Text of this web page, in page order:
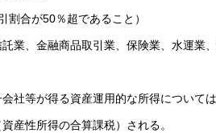
合が50％超であること）
業、金融商品取引業、保険業、水運業
社等が得る資産運用的な所得について
産性所得の合算課税）される。